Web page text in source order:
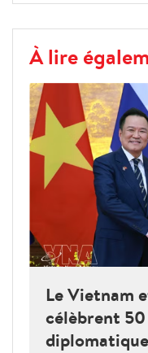
À lire
Le Vietnam
célèbrent